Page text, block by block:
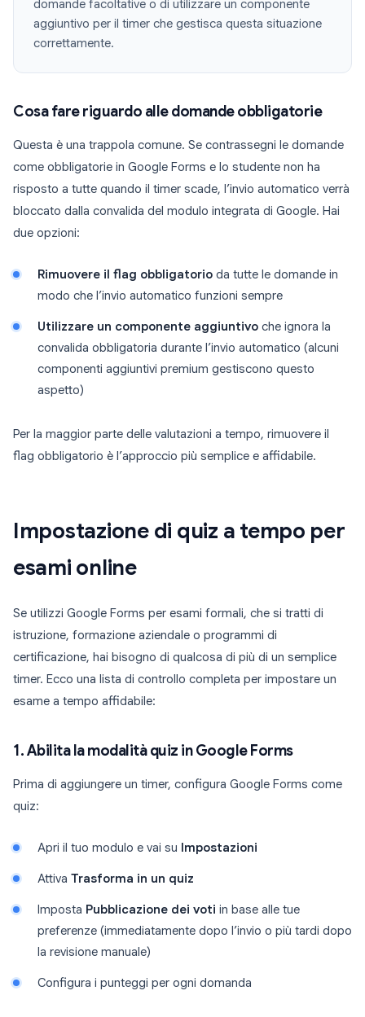
domande facoltative o di utilizzare un componente
aggiuntivo per il timer che gestisca questa situazione
correttamente.
Cosa fare riguardo alle domande obbligatorie
Questa è una trappola comune. Se contrassegni le domande
come obbligatorie in Google Forms e lo studente non ha
risposto a tutte quando il timer scade, l’invio automatico verrà
bloccato dalla convalida del modulo integrata di Google. Hai
due opzioni:
Rimuovere il flag obbligatorio da tutte le domande in
modo che l’invio automatico funzioni sempre
Utilizzare un componente aggiuntivo che ignora la
convalida obbligatoria durante l’invio automatico (alcuni
componenti aggiuntivi premium gestiscono questo
aspetto)
Per la maggior parte delle valutazioni a tempo, rimuovere il
flag obbligatorio è l’approccio più semplice e affidabile.
Impostazione di quiz a tempo per
esami online
Se utilizzi Google Forms per esami formali, che si tratti di
istruzione, formazione aziendale o programmi di
certificazione, hai bisogno di qualcosa di più di un semplice
timer. Ecco una lista di controllo completa per impostare un
esame a tempo affidabile:
1. Abilita la modalità quiz in Google Forms
Prima di aggiungere un timer, configura Google Forms come
quiz:
Apri il tuo modulo e vai su Impostazioni
Attiva Trasforma in un quiz
Imposta Pubblicazione dei voti in base alle tue
preferenze (immediatamente dopo l’invio o più tardi dopo
la revisione manuale)
Configura i punteggi per ogni domanda